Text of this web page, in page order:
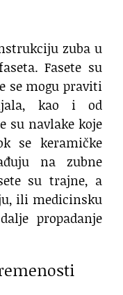
zuba u
Fasete su
se mogu praviti
kao i od
su navlake koje
se keramičke
na zubne
su trajne, a
ili medicinsku
propadanje